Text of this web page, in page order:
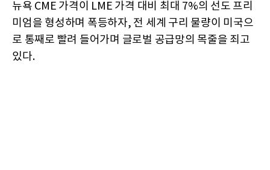
뉴욕 CME 가격이 LME 가격 대비 최대 7%의 선도 프리
미엄을 형성하며 폭등하자, 전 세계 구리 물량이 미국으
로 통째로 빨려 들어가며 글로벌 공급망의 목줄을 죄고
있다.